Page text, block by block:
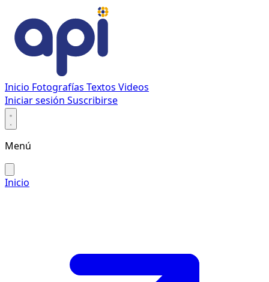
Inicio Fotografías Textos Videos
Iniciar sesión Suscribirse
Menú
Inicio